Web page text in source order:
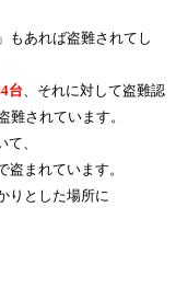
もあれば盗難されてし
台、それに対して盗難認
難されています。
、
盗まれています。
りとした場所に